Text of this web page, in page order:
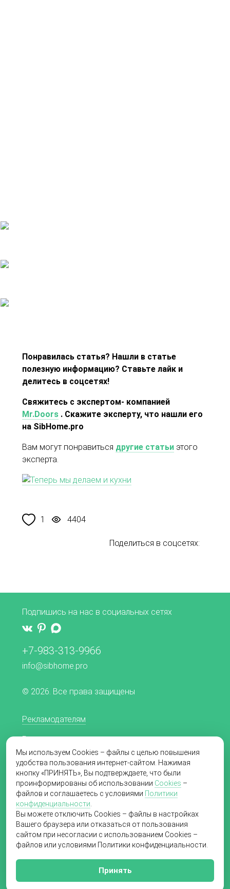
Понравилась статья? Нашли в статье
полезную информацию? Ставьте лайк и
делитесь в соцсетях!
Свяжитесь с экспертом- компанией
Mr.Doors . Скажите эксперту, что нашли его
на SibHome.pro
Вам могут понравиться другие статьи этого
эксперта.
1 4404
Поделиться в соцсетях:
Подпишись на нас в социальных сетях
+7-983-313-9966
info@sibhome.pro
© 2026. Все права защищены
Рекламодателям
Редакционная политика
Согласие на обработку персональных данных
Пользовательское соглашение
Политика в отношении обработки
персональных данных
Создание сайта
Мы используем Cookies – файлы с целью повышения
удобства пользования интернет-сайтом. Нажимая
кнопку «ПРИНЯТЬ», Вы подтверждаете, что были
проинформированы об использовании Cookies –
файлов и соглашаетесь с условиями Политики
конфиденциальности
Вы можете отключить Cookies – файлы в настройках
Вашего браузера или отказаться от пользования
сайтом при несогласии с использованием Cookies –
файлов или условиями Политики конфиденциальности.
Принять